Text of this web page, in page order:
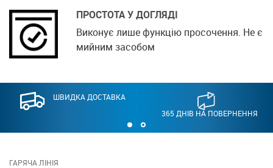
ПРОСТОТА У ДОГЛЯДІ
Виконує лише функцію просочення. Не є
мийним засобом
ШВИДКА ДОСТАВКА
365 ДНІВ НА ПОВЕРНЕННЯ
ГАРЯЧА ЛІНІЯ